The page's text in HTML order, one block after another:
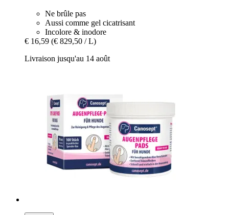
Ne brûle pas
Aussi comme gel cicatrisant
Incolore & inodore
€ 16,59 (€ 829,50 / L)
Livraison jusqu'au 14 août